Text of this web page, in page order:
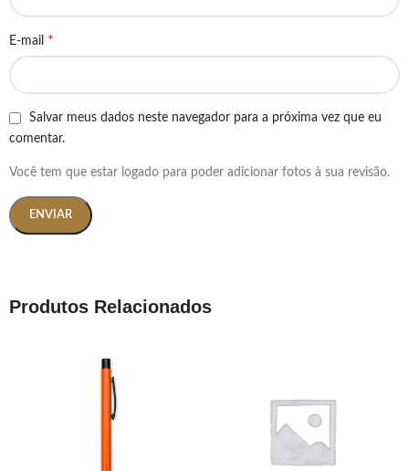
E-mail *
Salvar meus dados neste navegador para a próxima vez que eu
comentar.
Você tem que estar logado para poder adicionar fotos à sua revisão.
Produtos Relacionados